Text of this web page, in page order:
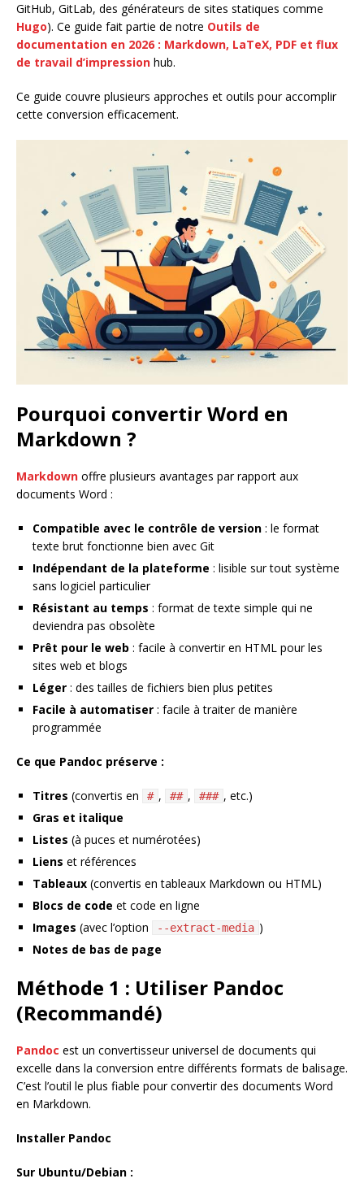
GitHub, GitLab, des générateurs de sites statiques comme
Hugo). Ce guide fait partie de notre Outils de
documentation en 2026 : Markdown, LaTeX, PDF et flux
de travail d’impression hub.
Ce guide couvre plusieurs approches et outils pour accomplir
cette conversion efficacement.
Pourquoi convertir Word en
Markdown ?
Markdown offre plusieurs avantages par rapport aux
documents Word :
Compatible avec le contrôle de version : le format
texte brut fonctionne bien avec Git
Indépendant de la plateforme : lisible sur tout système
sans logiciel particulier
Résistant au temps : format de texte simple qui ne
deviendra pas obsolète
Prêt pour le web : facile à convertir en HTML pour les
sites web et blogs
Léger : des tailles de fichiers bien plus petites
Facile à automatiser : facile à traiter de manière
programmée
Ce que Pandoc préserve :
Titres (convertis en # , ## , ### , etc.)
Gras et italique
Listes (à puces et numérotées)
Liens et références
Tableaux (convertis en tableaux Markdown ou HTML)
Blocs de code et code en ligne
Images (avec l’option --extract-media )
Notes de bas de page
Méthode 1 : Utiliser Pandoc
(Recommandé)
Pandoc est un convertisseur universel de documents qui
excelle dans la conversion entre différents formats de balisage.
C’est l’outil le plus fiable pour convertir des documents Word
en Markdown.
Installer Pandoc
Sur Ubuntu/Debian :